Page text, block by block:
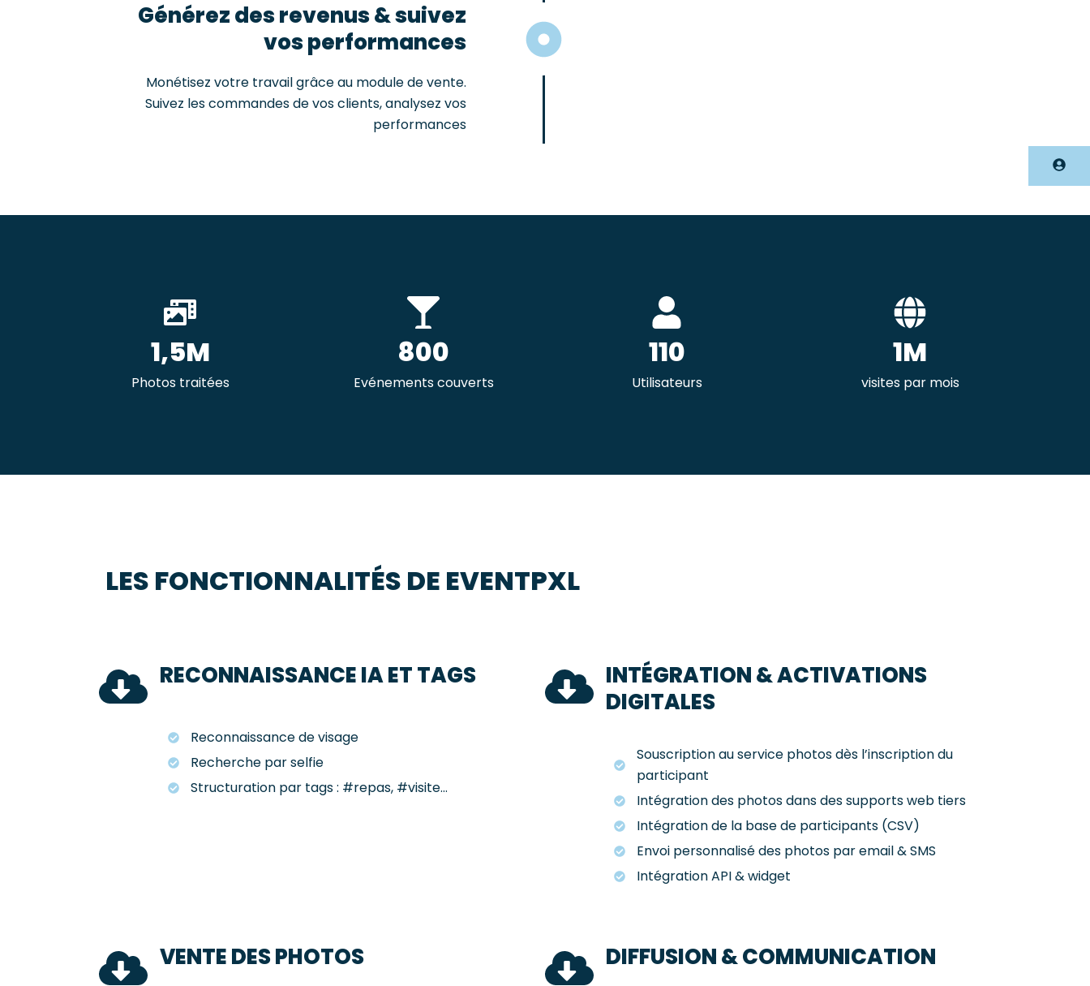
Générez des revenus & suivez
vos performances
Monétisez votre travail grâce au module de vente.
Suivez les commandes de vos clients, analysez vos
performances
1,5M
Photos traitées
800
Evénements couverts
110
Utilisateurs
1M
visites par mois
LES FONCTIONNALITÉS DE EVENTPXL
RECONNAISSANCE IA ET TAGS
Reconnaissance de visage
Recherche par selfie
Structuration par tags : #repas, #visite...
INTÉGRATION & ACTIVATIONS
DIGITALES
Souscription au service photos dès l’inscription du
participant
Intégration des photos dans des supports web tiers
Intégration de la base de participants (CSV)
Envoi personnalisé des photos par email & SMS
Intégration API & widget
VENTE DES PHOTOS DIFFUSION & COMMUNICATION